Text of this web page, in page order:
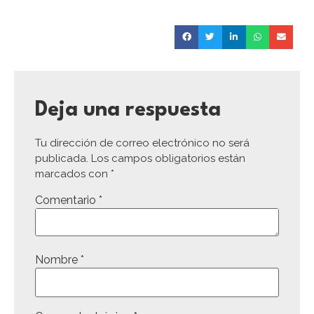
Deja una respuesta
Tu dirección de correo electrónico no será
publicada. Los campos obligatorios están
marcados con *
Comentario *
Nombre *